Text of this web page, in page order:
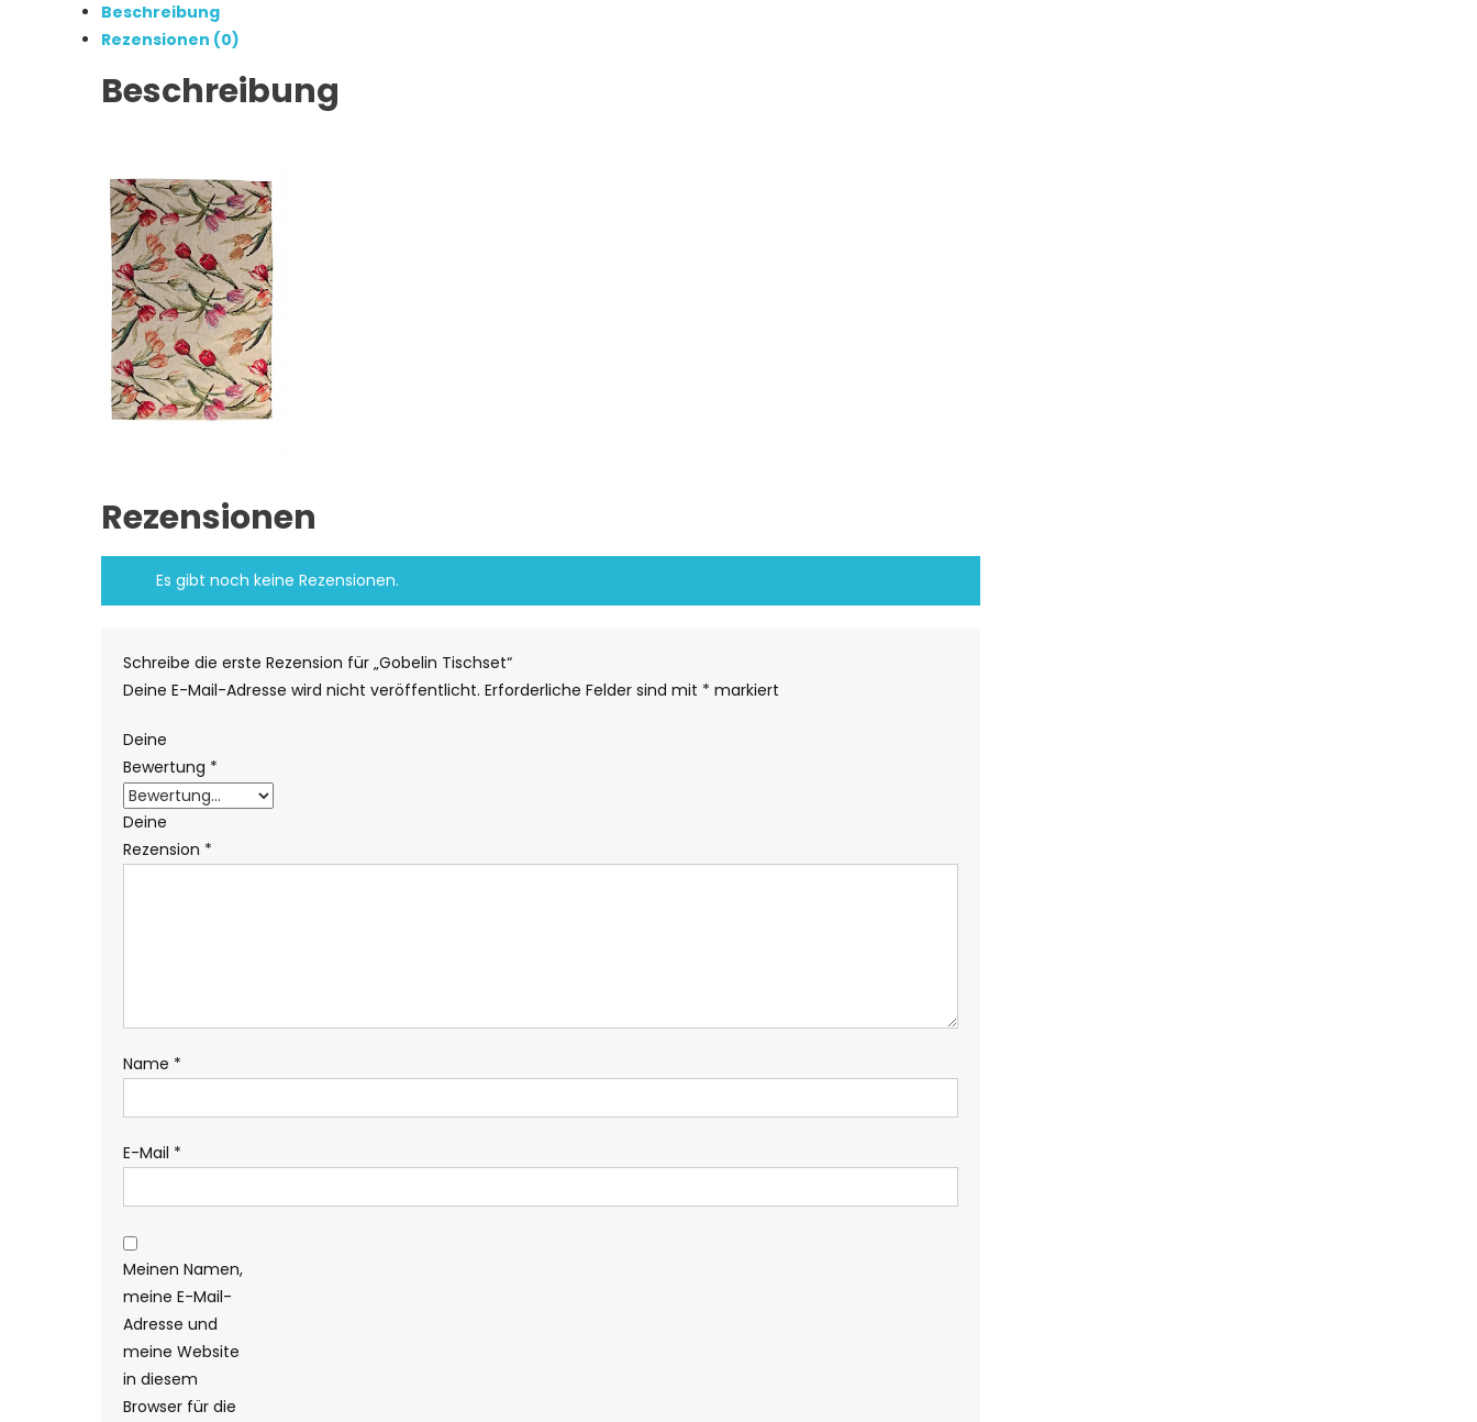
Beschreibung
Rezensionen (0)
Beschreibung
Rezensionen
Es gibt noch keine Rezensionen.
Schreibe die erste Rezension für „Gobelin Tischset“
Deine E-Mail-Adresse wird nicht veröffentlicht. Erforderliche Felder sind mit * markiert
Deine
Bewertung *
Deine
Rezension *
Name *
E-Mail *
Meinen Namen,
meine E-Mail-
Adresse und
meine Website
in diesem
Browser für die